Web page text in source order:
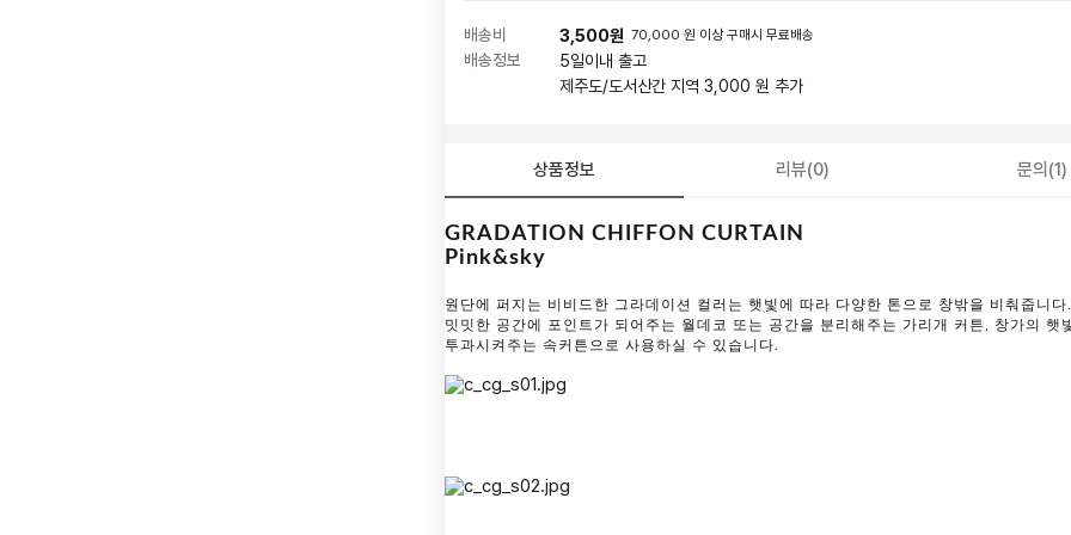
배송비 3,500원 70,000 원 이상 구매시 무료배송
배송정보 5일이내 출고
제주도/도서산간 지역 3,000 원 추가
상품정보 리뷰(0) 문의(1)
GRADATION CHIFFON CURTAIN
Pink&sky
원단에 퍼지는 비비드한 그라데이션 컬러는 햇빛에 따라 다양한 톤으로 창밖을 비춰줍니다.
밋밋한 공간에 포인트가 되어주는 월데코 또는 공간을 분리해주는 가리개 커튼, 창가의 햇
투과시켜주는 속커튼으로 사용하실 수 있습니다.